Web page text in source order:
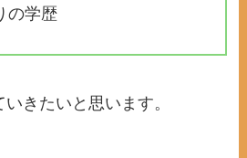
の学歴
きたいと思います。